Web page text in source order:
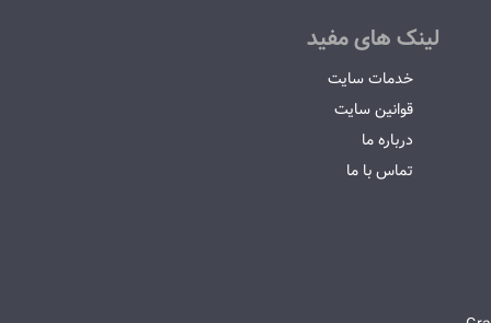
لینک های مفید
خدمات سایت
قوانین سایت
درباره ما
تماس با ما